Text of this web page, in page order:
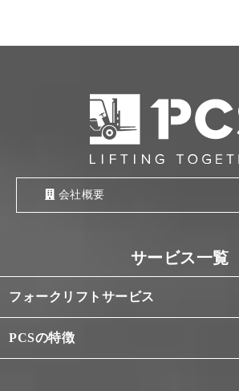
会社概要
フォークリフトサービス
PCSの特徴